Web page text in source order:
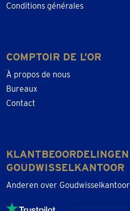
Conditions générales
COMPTOIR DE L’OR
À propos de nous
Bureaux
Contact
KLANTBEOORDELINGEN
GOUDWISSELKANTOOR
Anderen over Goudwisselkantoor